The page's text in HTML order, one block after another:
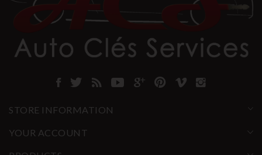
STORE INFORMATION
YOUR ACCOUNT